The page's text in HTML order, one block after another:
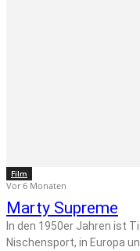
Film
Vor 6 Monaten
Marty Supreme
In den 1950er Jahren ist
Nischensport, in Europa